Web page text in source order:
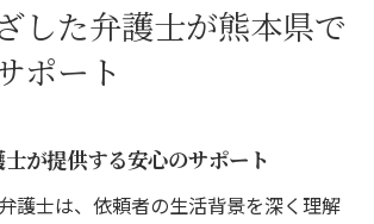
した弁護士が熊本県で
ポート
が提供する安心のサポート
護士は、依頼者の生活背景を深く理解